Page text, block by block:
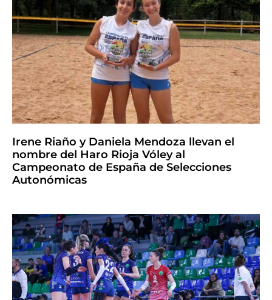
Irene Riaño y Daniela Mendoza llevan el
nombre del Haro Rioja Vóley al
Campeonato de España de Selecciones
Autonómicas